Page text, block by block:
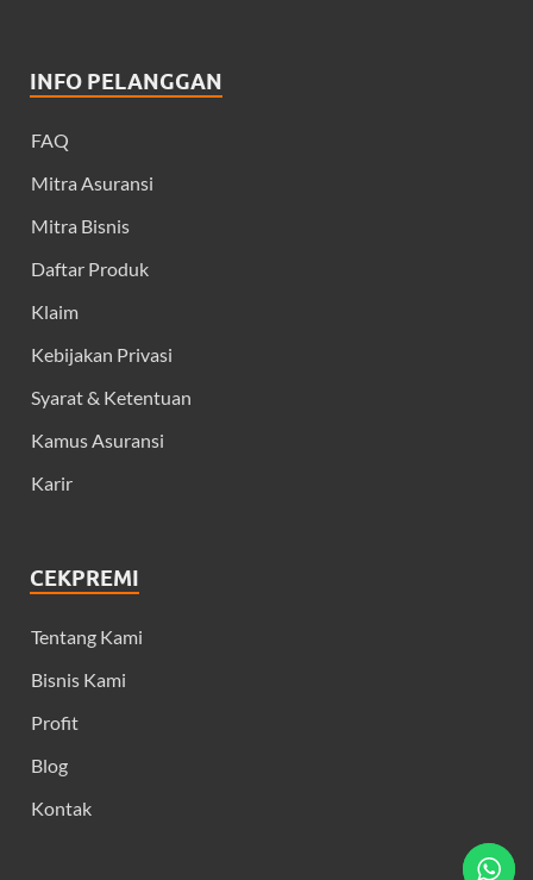
INFO PELANGGAN
FAQ
Mitra Asuransi
Mitra Bisnis
Daftar Produk
Klaim
Kebijakan Privasi
Syarat & Ketentuan
Kamus Asuransi
Karir
CEKPREMI
Tentang Kami
Bisnis Kami
Profit
Blog
Kontak